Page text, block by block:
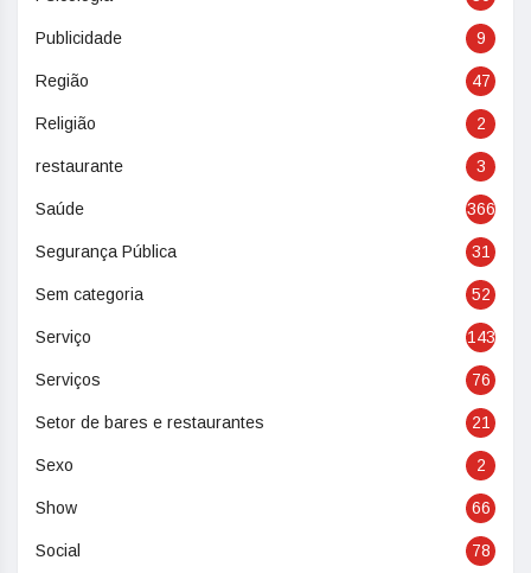
Publicidade 9
Região 47
Religião 2
restaurante 3
Saúde 366
Segurança Pública 31
Sem categoria 52
Serviço 143
Serviços 76
Setor de bares e restaurantes 21
Sexo 2
Show 66
Social 78